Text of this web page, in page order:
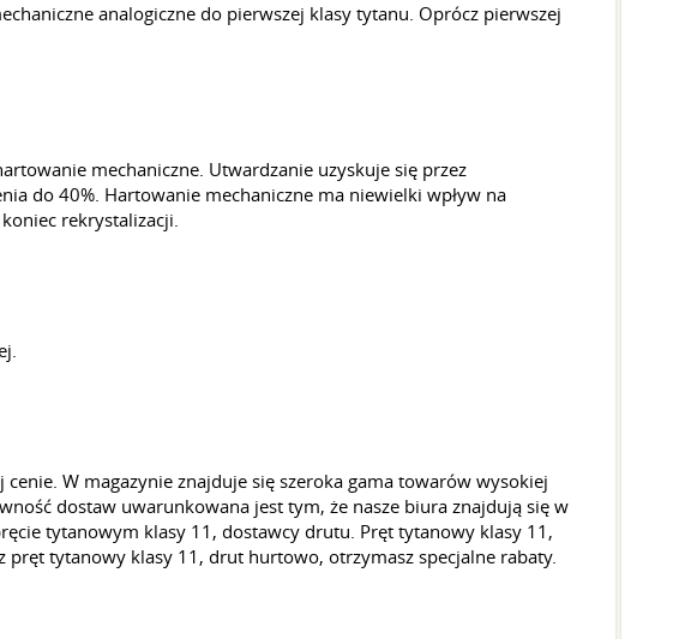
analogiczne do pierwszej klasy tytanu. Oprócz pierwszej
mechaniczne. Utwardzanie uzyskuje się przez
do 40%. Hartowanie mechaniczne ma niewielki wpływ na
rekrystalizacji.
W magazynie znajduje się szeroka gama towarów wysokiej
dostaw uwarunkowana jest tym, że nasze biura znajdują się w
tytanowym klasy 11, dostawcy drutu. Pręt tytanowy klasy 11,
tytanowy klasy 11, drut hurtowo, otrzymasz specjalne rabaty.